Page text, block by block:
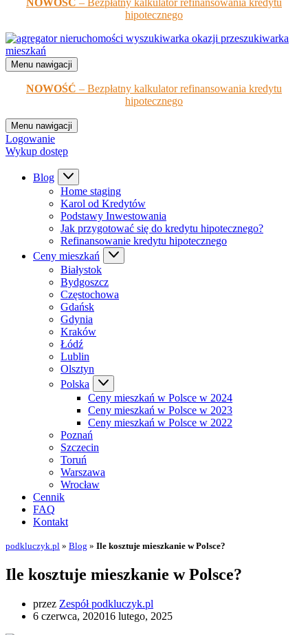
NOWOŚĆ – Bezpłatny kalkulator refinansowania kredytu
hipotecznego
Menu nawigacji
NOWOŚĆ – Bezpłatny kalkulator refinansowania kredytu
hipotecznego
Menu nawigacji
Logowanie
Wykup dostęp
Blog
Home staging
Karol od Kredytów
Podstawy Inwestowania
Jak przygotować się do kredytu hipotecznego?
Refinansowanie kredytu hipotecznego
Ceny mieszkań
Białystok
Bydgoszcz
Częstochowa
Gdańsk
Gdynia
Kraków
Łódź
Lublin
Olsztyn
Polska
Ceny mieszkań w Polsce w 2024
Ceny mieszkań w Polsce w 2023
Ceny mieszkań w Polsce w 2022
Poznań
Szczecin
Toruń
Warszawa
Wrocław
Cennik
FAQ
Kontakt
podkluczyk.pl » Blog » Ile kosztuje mieszkanie w Polsce?
Ile kosztuje mieszkanie w Polsce?
przez Zespół podkluczyk.pl
6 czerwca, 202016 lutego, 2025